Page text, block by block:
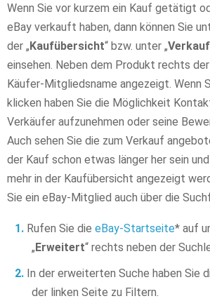
Wenn Sie vor kurzem ein Kauf getätigt
eBay verkauft haben, dann können Sie
der „Kaufübersicht“ bzw. unter „
einsehen. Neben dem Produkt rechts
Käufer-Mitgliedsname angezeigt. Wenn
klicken haben Sie die Möglichkeit
Verkäufer aufzunehmen oder seine
Auch sehen Sie die zum Verkauf
der Kauf schon etwas länger her sein
mehr in der Kaufübersicht angezeigt
Sie ein eBay-Mitglied auch über die
Rufen Sie die eBay-Startseite* auf
„Erweitert“ rechts neben der
In der erweiterten Suche haben Sie
der linken Seite zu Filtern.